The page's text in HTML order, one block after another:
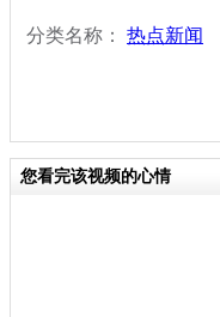
分类名称： 热点新闻
您看完该视频的心情